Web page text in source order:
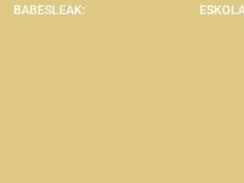
BABESLEAK: